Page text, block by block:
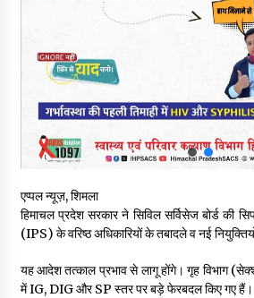
पिंजौर-बद्दी फोरलेन परियोजना को
से बैलेंस कार्य का अवार्ड जारी : हर्ष
वन विभाग एवं रेड क्रॉस सोसायटी के
अभियान आयोजित
05/08/2026
05/08/2026
भवन एवं अन्य सन्निर्माण कामगार
05/08/2026
एप्पल न्यूज़, शिमला
हिमाचल प्रदेश सरकार ने सिविल सर्विसेज बोर्ड की
(IPS) के वरिष्ठ अधिकारियों के तबादले व नई
यह आदेश तत्काल प्रभाव से लागू होंगे। गृह विभाग
में IG, DIG और SP स्तर पर बड़े फेरबदल किए गए हैं।